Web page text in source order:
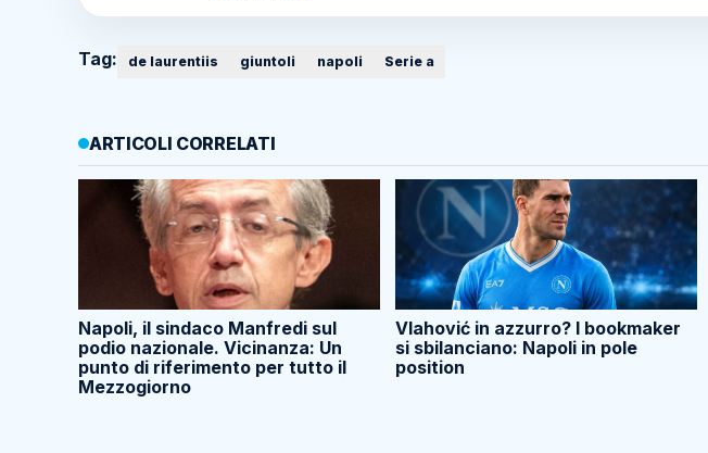
Tag: de laurentiis giuntoli napoli Serie a
ARTICOLI CORRELATI
Napoli, il sindaco Manfredi sul
podio nazionale. Vicinanza: Un
punto di riferimento per tutto il
Mezzogiorno
Vlahović in azzurro? I bookmaker
si sbilanciano: Napoli in pole
position